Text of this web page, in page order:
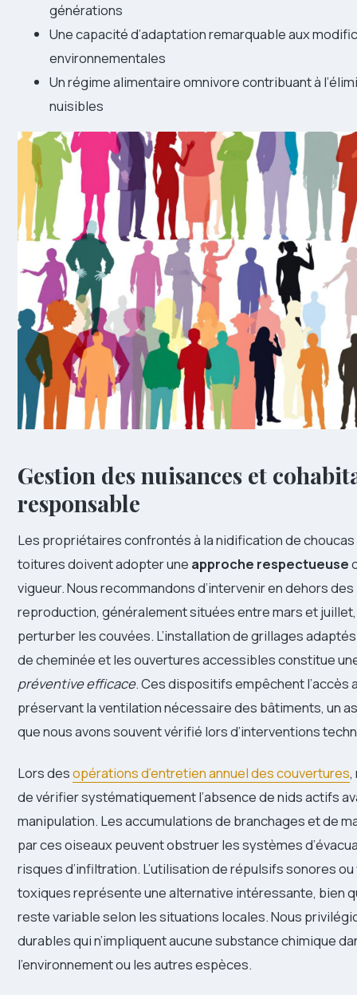
générations
Une capacité d’adaptation remarquable aux
environnementales
Un régime alimentaire omnivore contribuant à
nuisibles
Gestion des nuisances et
responsable
Les propriétaires confrontés à la nidification de
toitures doivent adopter une approche respectueuse
vigueur. Nous recommandons d’intervenir en dehors
reproduction, généralement situées entre mars et
perturber les couvées. L’installation de grillages
de cheminée et les ouvertures accessibles constitue
préventive efficace. Ces dispositifs empêchent l’accès
préservant la ventilation nécessaire des bâtiments, un
que nous avons souvent vérifié lors d’interventions
Lors desopérations d’entretien annuel des couvertures,
de vérifier systématiquement l’absence de nids actifs
manipulation. Les accumulations de branchages et de
par ces oiseaux peuvent obstruer les systèmes
risques d’infiltration. L’utilisation de répulsifs sonores
toxiques représente une alternative intéressante, bien
reste variable selon les situations locales. Nous
durables qui n’impliquent aucune substance chimique
l’environnement ou les autres espèces.